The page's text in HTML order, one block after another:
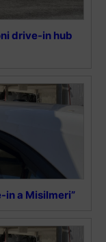
drive-in hub
in a Misilmeri”